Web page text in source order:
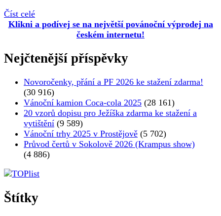
Číst celé
Klikni a podívej se na největší povánoční výprodej na
českém internetu!
Nejčtenější příspěvky
Novoročenky, přání a PF 2026 ke stažení zdarma!
(30 916)
Vánoční kamion Coca-cola 2025 (28 161)
20 vzorů dopisu pro Ježíška zdarma ke stažení a
vytištění (9 589)
Vánoční trhy 2025 v Prostějově (5 702)
Průvod čertů v Sokolově 2026 (Krampus show)
(4 886)
Štítky